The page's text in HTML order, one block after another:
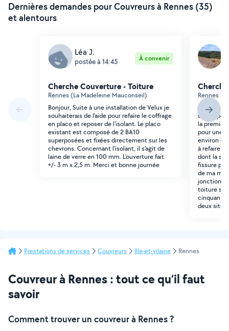
Dernières demandes pour Couvreurs à Rennes (35)
et alentours
Léa J.
postée à 14:45 À convenir
Cherche Couverture - Toiture
Rennes (La Madeleine Mauconseil)
Bonjour, Suite à une installation de Velux je
souhaiterais de l'aide pour refaire le coffrage
en placo et reposer de l'isolant. Le placo
existant est composé de 2 BA10
superposées et fixées directement sur les
chevrons. Concernant l'isolant, il s'agit de
laine de verre en 100 mm. L'ouverture fait
+/- 3 m x 2,5 m. Merci et bonne journée
Rennes
Bonjour,
une
la
pour une
environ
à refaire
dont la
fissure
de ma
jonction
toiture
deux
Prestations de services Couvreurs Ille-et-vilaine Rennes
Couvreur à Rennes : tout ce qu’il faut
savoir
Comment trouver un couvreur à Rennes ?